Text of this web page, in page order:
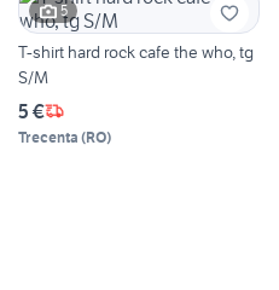
5
T-shirt hard rock cafe the who, tg
S/M
5 €
Trecenta (RO)